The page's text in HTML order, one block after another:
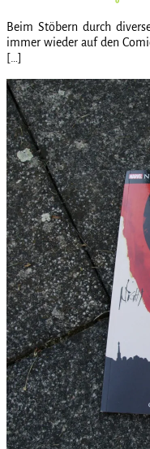
Beim Stöbern durch
immer wieder auf den
[…]